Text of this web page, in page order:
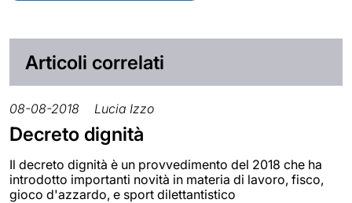
Articoli correlati
08-08-2018 Lucia Izzo
Decreto dignità
Il decreto dignità è un provvedimento del 2018 che ha
introdotto importanti novità in materia di lavoro, fisco,
gioco d'azzardo, e sport dilettantistico